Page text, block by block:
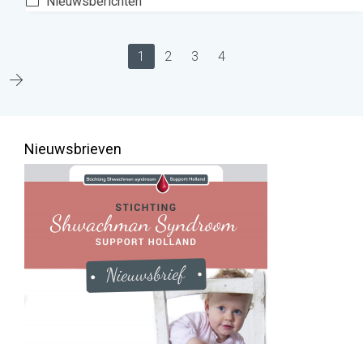
1 2 3 4
Nieuwsbrieven